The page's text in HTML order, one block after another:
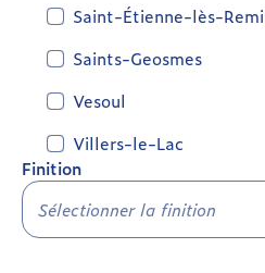
Saint-Étienne-lès-
Saints-Geosmes
Vesoul
Villers-le-Lac
Finition